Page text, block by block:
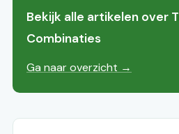
Bekijk alle artikelen over
Combinaties
Ga naar overzicht →